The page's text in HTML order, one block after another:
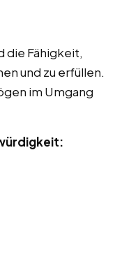
die Fähigkeit,
und zu erfüllen.
im Umgang